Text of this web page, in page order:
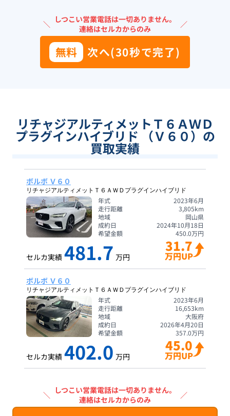
＼ しつこい営業電話は一切ありません。
連絡はセルカからのみ
／
無料 次へ(30秒で完了)
リチャジアルティメットＴ６ＡＷＤ
プラグインハイブリド （Ｖ６０）の
買取実績
ボルボ Ｖ６０
リチャジアルティメットＴ６ＡＷＤプラグインハイブリド
年式
2023年6月
走行距離
3,805km
地域
岡山県
成約日
2024年10月18日
希望金額
450.0万円
セルカ実績 481.7 万円
31.7
万円UP
ボルボ Ｖ６０
リチャジアルティメットＴ６ＡＷＤプラグインハイブリド
年式
2023年6月
走行距離
16,653km
地域
大阪府
成約日
2026年4月20日
希望金額
357.0万円
セルカ実績 402.0 万円
45.0
万円UP
＼ しつこい営業電話は一切ありません。
連絡はセルカからのみ
／